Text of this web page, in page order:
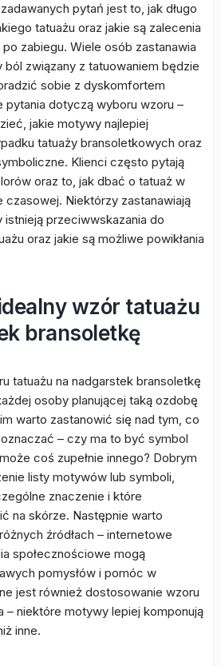
pytań jest to, jak długo
tatuażu oraz jakie są zalecenia
zabiegu. Wiele osób zastanawia
związany z tatuowaniem będzie
sobie z dyskomfortem
pytania dotyczą wyboru wzoru –
jakie motywy najlepiej
tatuaży bransoletkowych oraz
Klienci często pytają
oraz to, jak dbać o tatuaż w
czasowej. Niektórzy zastanawiają
przeciwwskazania do
oraz jakie są możliwe powikłania
wzór tatuażu
bransoletkę
tatuażu na nadgarstek bransoletkę
osoby planującej taką ozdobę
warto zastanowić się nad tym, co
– czy ma to być symbol
coś zupełnie innego? Dobrym
listy motywów lub symboli,
znaczenie i które
na skórze. Następnie warto
źródłach – internetowe
społecznościowe mogą
pomysłów i pomóc w
jest również dostosowanie wzoru
– niektóre motywy lepiej komponują
inne.